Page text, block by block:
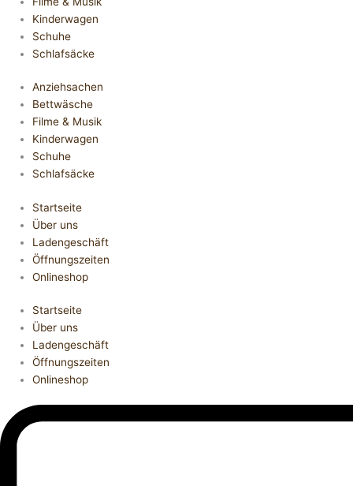
Kinderwagen
Schuhe
Schlafsäcke
Anziehsachen
Bettwäsche
Filme & Musik
Kinderwagen
Schuhe
Schlafsäcke
Startseite
Über uns
Ladengeschäft
Öffnungszeiten
Onlineshop
Startseite
Über uns
Ladengeschäft
Öffnungszeiten
Onlineshop